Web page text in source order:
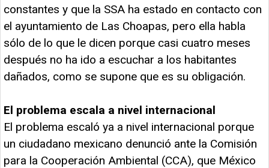
constantes y que la SSA ha estado en contacto con
el ayuntamiento de Las Choapas, pero ella habla
sólo de lo que le dicen porque casi cuatro meses
después no ha ido a escuchar a los habitantes
dañados, como se supone que es su obligación.
El problema escala a nivel internacional
El problema escaló ya a nivel internacional porque
un ciudadano mexicano denunció ante la Comisión
para la Cooperación Ambiental (CCA), que México